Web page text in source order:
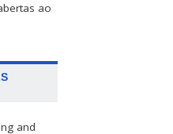
ao
and